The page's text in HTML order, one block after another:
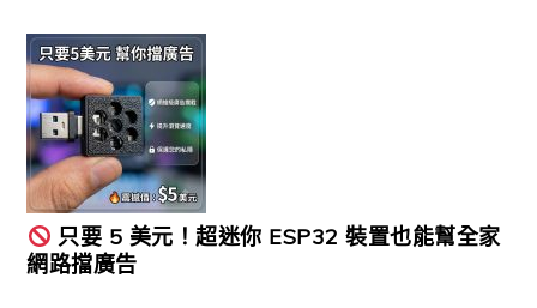
只要 5 美元！超迷你 ESP32 裝置也能幫全家
網路擋廣告